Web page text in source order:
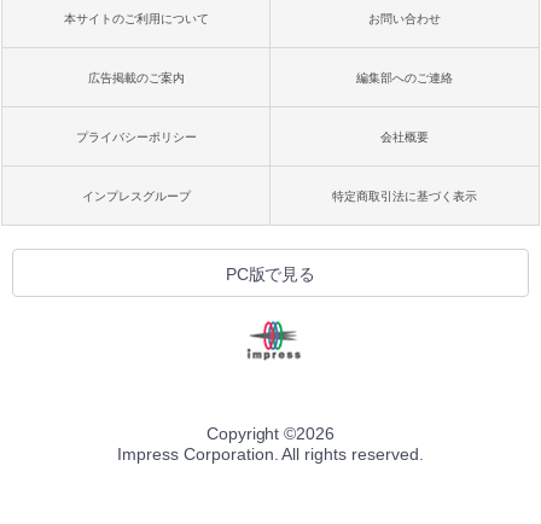
本サイトのご利用について お問い合わせ
広告掲載のご案内 編集部へのご連絡
プライバシーポリシー 会社概要
インプレスグループ 特定商取引法に基づく表示
PC版で見る
Copyright ©2026
Impress Corporation. All rights reserved.